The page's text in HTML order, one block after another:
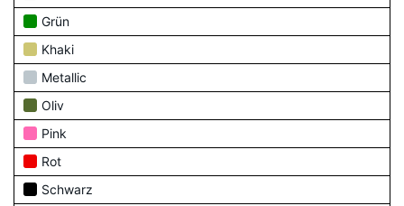
Grün
Khaki
Metallic
Oliv
Pink
Rot
Schwarz